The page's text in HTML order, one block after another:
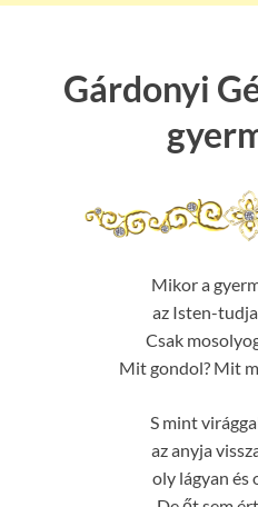
Gárdonyi
Mikor a
az Isten-
Csak
Mit gondol? Mit
S mint
az anyja
oly lágyan és